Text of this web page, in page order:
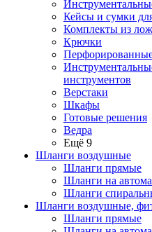
Кейсы и сумки
Комплекты из
Крючки
инструментов
Верстаки
Шкафы
Готовые решения
Ведра
Ещё 9
Шланги воздушные
Шланги прямые
Шланги на
Шланги
Шланги воздушные,
Шланги прямые